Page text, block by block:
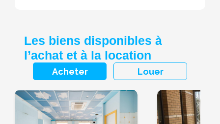
Les biens disponibles à
l’achat et à la location
Acheter Louer